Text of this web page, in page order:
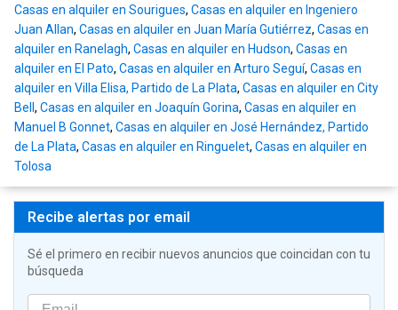
Casas en alquiler en Sourigues, Casas en alquiler en Ingeniero
Juan Allan, Casas en alquiler en Juan María Gutiérrez, Casas en
alquiler en Ranelagh, Casas en alquiler en Hudson, Casas en
alquiler en El Pato, Casas en alquiler en Arturo Seguí, Casas en
alquiler en Villa Elisa, Partido de La Plata, Casas en alquiler en City
Bell , Casas en alquiler en Joaquín Gorina, Casas en alquiler en
Manuel B Gonnet, Casas en alquiler en José Hernández, Partido
de La Plata, Casas en alquiler en Ringuelet, Casas en alquiler en
Tolosa
Recibe alertas por email
Sé el primero en recibir nuevos anuncios que coincidan con tu
búsqueda